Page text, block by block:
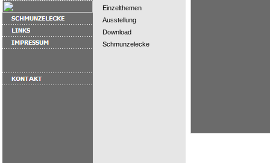
Einzelthemen
Ausstellung
Download
Schmunzelecke